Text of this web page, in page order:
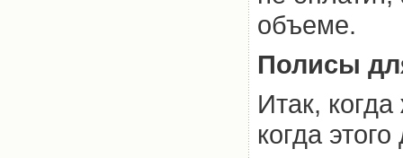
объеме.
Полисы
Итак,
когда